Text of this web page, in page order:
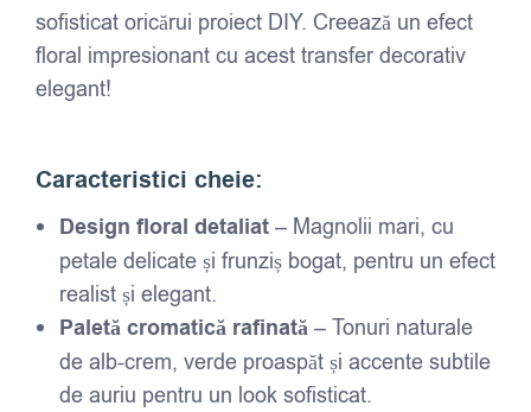
sofisticat oricărui proiect DIY. Creează un efect
floral impresionant cu acest transfer decorativ
elegant!
Caracteristici cheie:
Design floral detaliat – Magnolii mari, cu
petale delicate și frunziș bogat, pentru un efect
realist și elegant.
Paletă cromatică rafinată – Tonuri naturale
de alb-crem, verde proaspăt și accente subtile
de auriu pentru un look sofisticat.